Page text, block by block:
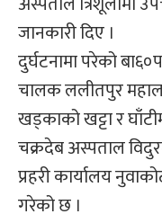
जानकारी दिए ।
दुर्घटनामा परेको
चालक ललीतपुर
खड्काको खट्टा र
चक्रदेब अस्पताल
प्रहरी कार्यालय
गरेको छ ।